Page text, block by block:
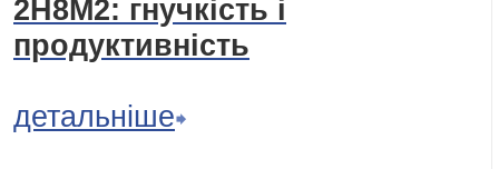
2H8M2: гнучкість і
продуктивність
детальніше